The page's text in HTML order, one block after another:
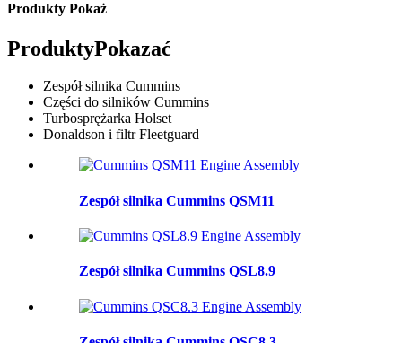
Produkty Pokaż
ProduktyPokazać
Zespół silnika Cummins
Części do silników Cummins
Turbosprężarka Holset
Donaldson i filtr Fleetguard
Zespół silnika Cummins QSM11
Zespół silnika Cummins QSL8.9